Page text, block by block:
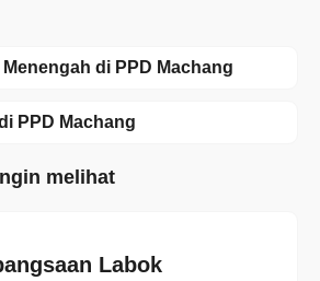
di PPD Machang
PPD Machang
melihat
Labok